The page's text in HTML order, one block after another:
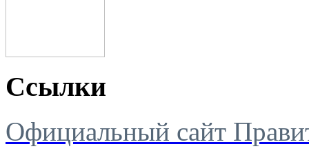
Ссылки
Официальный сайт